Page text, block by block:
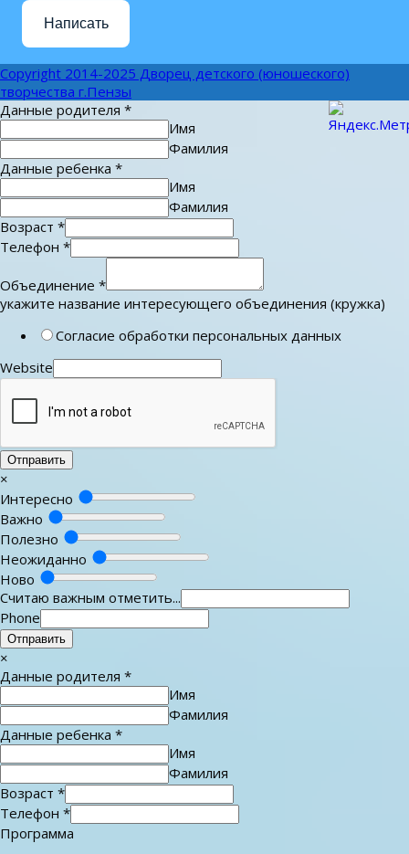
Написать
Copyright 2014-2025 Дворец детского (юношеского)
творчества г.Пензы
Данные родителя *
Имя
Фамилия
Данные ребенка *
Имя
Фамилия
Возраст *
Телефон *
Объединение *
укажите название интересующего объединения (кружка)
Согласие обработки персональных данных
Website
Отправить
×
Интересно
Важно
Полезно
Неожиданно
Ново
Считаю важным отметить...
Phone
Отправить
×
Данные родителя *
Имя
Фамилия
Данные ребенка *
Имя
Фамилия
Возраст *
Телефон *
Программа